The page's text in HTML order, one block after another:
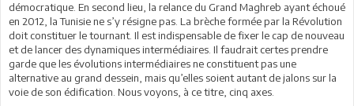
démocratique. En second lieu, la relance du Grand Maghreb ayant échoué
en 2012, la Tunisie ne s’y résigne pas. La brèche formée par la Révolution
doit constituer le tournant. Il est indispensable de fixer le cap de nouveau
et de lancer des dynamiques intermédiaires. Il faudrait certes prendre
garde que les évolutions intermédiaires ne constituent pas une
alternative au grand dessein, mais qu’elles soient autant de jalons sur la
voie de son édification. Nous voyons, à ce titre, cinq axes.